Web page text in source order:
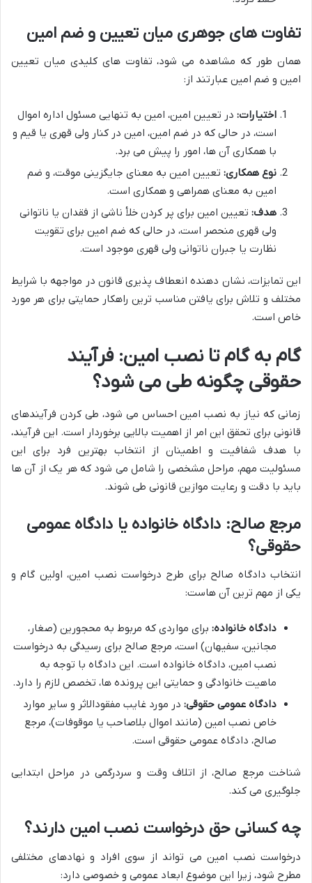
تفاوت های جوهری میان تعیین و ضم امین
همان طور که مشاهده می شود، تفاوت های کلیدی میان تعیین
امین و ضم امین عبارتند از:
اختیارات: در تعیین امین، امین به تنهایی مسئول اداره اموال
است، در حالی که در ضم امین، امین در کنار ولی قهری یا قیم و
با همکاری آن ها، امور را پیش می برد.
نوع همکاری: تعیین امین به معنای جایگزینی موقت، و ضم
امین به معنای همراهی و همکاری است.
هدف: تعیین امین برای پر کردن خلأ ناشی از فقدان یا ناتوانی
ولی قهری منحصر است، در حالی که ضم امین برای تقویت
نظارت یا جبران ناتوانی ولی قهری موجود است.
این تمایزات، نشان دهنده انعطاف پذیری قانون در مواجهه با شرایط
مختلف و تلاش برای یافتن مناسب ترین راهکار حمایتی برای هر مورد
خاص است.
گام به گام تا نصب امین: فرآیند
حقوقی چگونه طی می شود؟
زمانی که نیاز به نصب امین احساس می شود، طی کردن فرآیندهای
قانونی برای تحقق این امر از اهمیت بالایی برخوردار است. این فرآیند،
با هدف شفافیت و اطمینان از انتخاب بهترین فرد برای این
مسئولیت مهم، مراحل مشخصی را شامل می شود که هر یک از آن ها
باید با دقت و رعایت موازین قانونی طی شوند.
مرجع صالح: دادگاه خانواده یا دادگاه عمومی
حقوقی؟
انتخاب دادگاه صالح برای طرح درخواست نصب امین، اولین گام و
یکی از مهم ترین آن هاست:
دادگاه خانواده: برای مواردی که مربوط به محجورین (صغار،
مجانین، سفیهان) است، مرجع صالح برای رسیدگی به درخواست
نصب امین، دادگاه خانواده است. این دادگاه با توجه به
ماهیت خانوادگی و حمایتی این پرونده ها، تخصص لازم را دارد.
دادگاه عمومی حقوقی: در مورد غایب مفقودالاثر و سایر موارد
خاص نصب امین (مانند اموال بلاصاحب یا موقوفات)، مرجع
صالح، دادگاه عمومی حقوقی است.
شناخت مرجع صالح، از اتلاف وقت و سردرگمی در مراحل ابتدایی
جلوگیری می کند.
چه کسانی حق درخواست نصب امین دارند؟
درخواست نصب امین می تواند از سوی افراد و نهادهای مختلفی
مطرح شود، زیرا این موضوع ابعاد عمومی و خصوصی دارد: